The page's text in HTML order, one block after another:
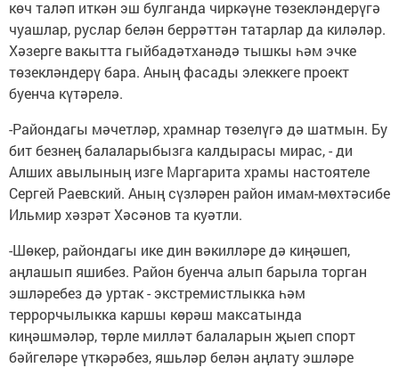
көч таләп иткән эш булганда чиркәүне төзекләндерүгә
чуашлар, руслар белән беррәттән татарлар да киләләр.
Хәзерге вакытта гыйбадәтханәдә тышкы һәм эчке
төзекләндерү бара. Аның фасады элеккеге проект
буенча күтәрелә.
-Райондагы мәчетләр, храмнар төзелүгә дә шатмын. Бу
бит безнең балаларыбызга калдырасы мирас, - ди
Алших авылының изге Маргарита храмы настоятеле
Сергей Раевский. Аның сүзләрен район имам-мөхтәсибе
Ильмир хәзрәт Хәсәнов та куәтли.
-Шөкер, райондагы ике дин вәкилләре дә киңәшеп,
аңлашып яшибез. Район буенча алып барыла торган
эшләребез дә уртак - экстремистлыкка һәм
террорчылыкка каршы көрәш максатында
киңәшмәләр, төрле милләт балаларын җыеп спорт
бәйгеләре үткәрәбез, яшьләр белән аңлату эшләре